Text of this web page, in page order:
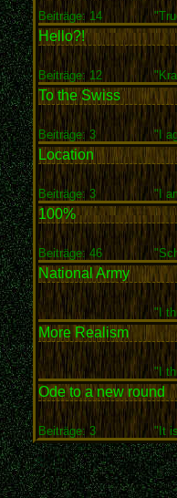
Beiträge: 14
Hello?!
Beiträge: 12
To the Swiss
Beiträge: 3 "I
Location
Beiträge: 3 "I
100%
Beiträge: 46
National Army
"I
More Realism
"I
Ode to a new round
Beiträge: 3 "It